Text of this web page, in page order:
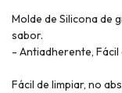
Molde de Silicona de
sabor.
- Antiadherente, Fácil
Fácil de limpiar, no